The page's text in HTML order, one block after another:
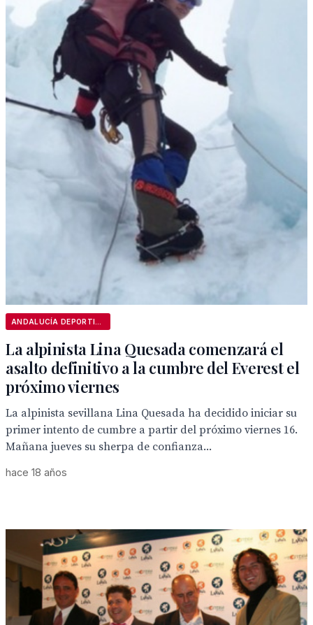
La alpinista Lina Quesada comenzará el
asalto definitivo a la cumbre del Everest el
próximo viernes
La alpinista sevillana Lina Quesada ha decidido iniciar su
primer intento de cumbre a partir del próximo viernes 16.
Mañana jueves su sherpa de confianza...
hace 18 años